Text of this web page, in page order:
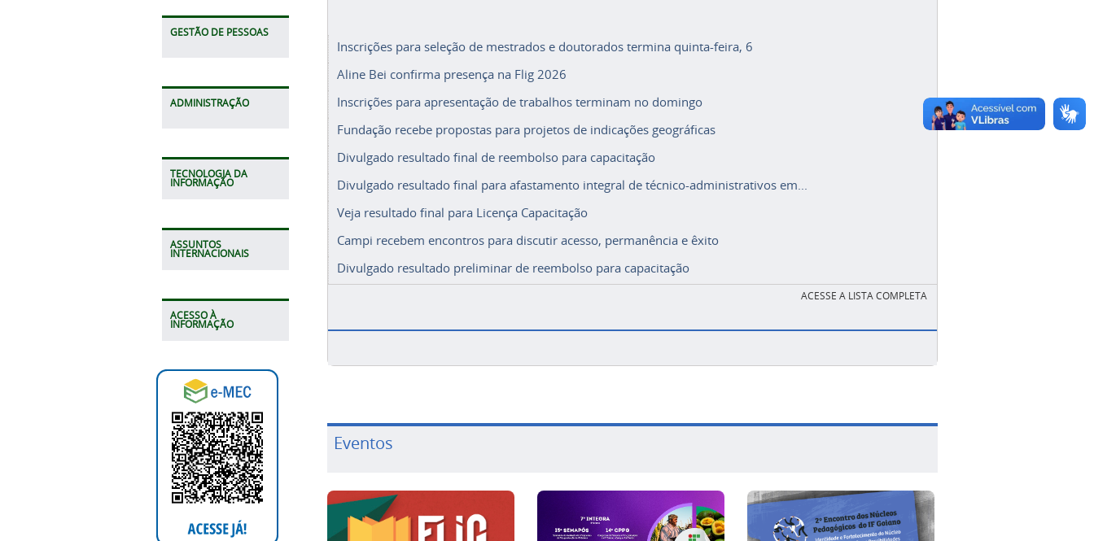
GESTÃO DE PESSOAS
ADMINISTRAÇÃO
TECNOLOGIA DA
INFORMAÇÃO
ASSUNTOS
INTERNACIONAIS
ACESSO À
INFORMAÇÃO
Inscrições para seleção de mestrados e doutorados termina quinta-feira, 6
Aline Bei confirma presença na Flig 2026
Inscrições para apresentação de trabalhos terminam no domingo
Fundação recebe propostas para projetos de indicações geográficas
Divulgado resultado final de reembolso para capacitação
Divulgado resultado final para afastamento integral de técnico-administrativos em...
Veja resultado final para Licença Capacitação
Campi recebem encontros para discutir acesso, permanência e êxito
Divulgado resultado preliminar de reembolso para capacitação
ACESSE A LISTA COMPLETA
Eventos